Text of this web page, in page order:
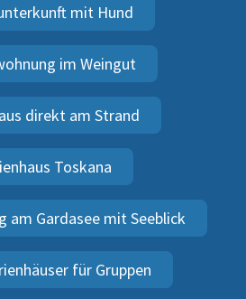
mit Hund
im Weingut
direkt am Strand
Toskana
am Gardasee mit Seeblick
für Gruppen